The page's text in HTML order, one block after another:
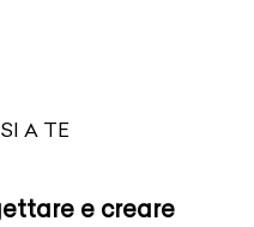
A TE
e creare